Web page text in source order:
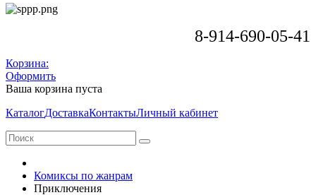
8-914-690-05-41
Корзина:
Оформить
Ваша корзина пуста
КаталогДоставкаКонтактыЛичный кабинет
Комиксы по жанрам
Приключения